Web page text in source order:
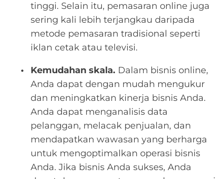
tinggi. Selain itu, pemasaran online juga
sering kali lebih terjangkau daripada
metode pemasaran tradisional seperti
iklan cetak atau televisi.
Kemudahan skala. Dalam bisnis online,
Anda dapat dengan mudah mengukur
dan meningkatkan kinerja bisnis Anda.
Anda dapat menganalisis data
pelanggan, melacak penjualan, dan
mendapatkan wawasan yang berharga
untuk mengoptimalkan operasi bisnis
Anda. Jika bisnis Anda sukses, Anda